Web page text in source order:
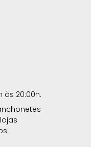
às 20:00h.